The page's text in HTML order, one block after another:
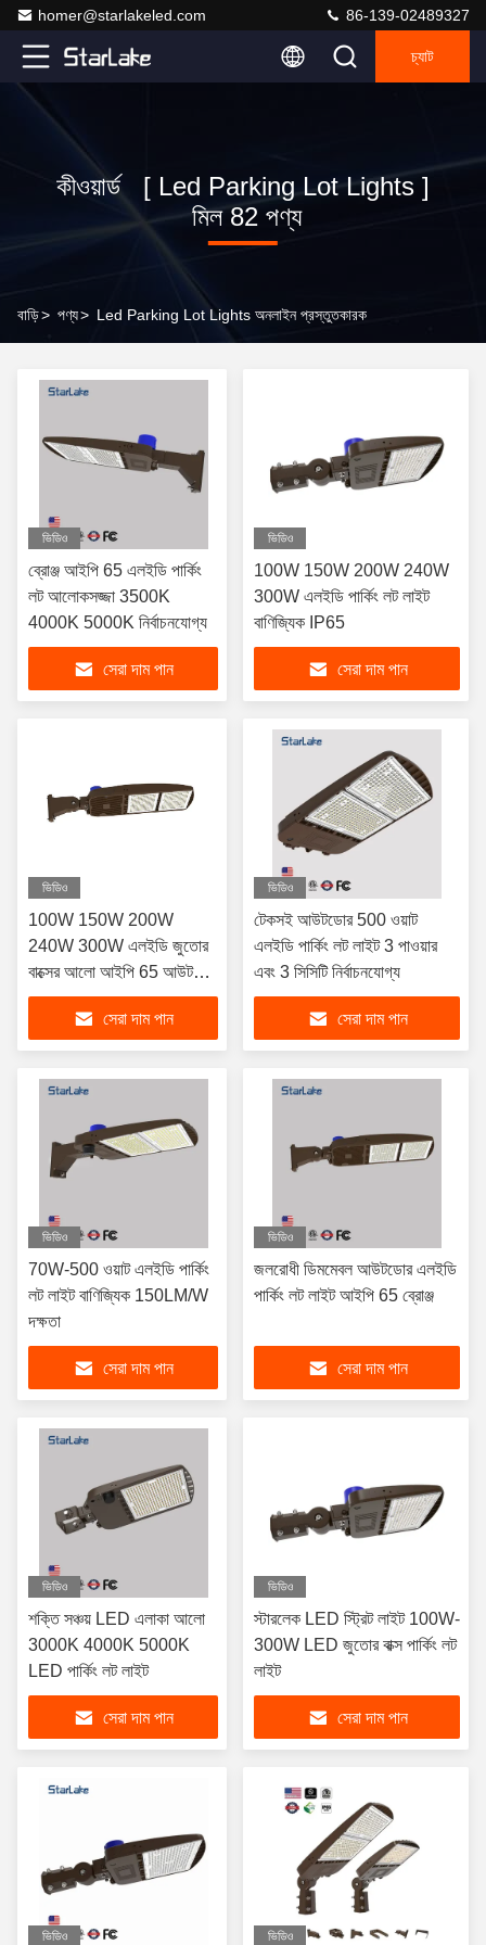
homer@starlakeled.com 86-139-02489327
চ্যাট
কীওয়ার্ড [ Led Parking Lot Lights ]
মিল 82 পণ্য
বাড়ি> পণ্য> Led Parking Lot Lights অনলাইন প্রস্তুতকারক
ভিডিও
ব্রোঞ্জ আইপি 65 এলইডি পার্কিং
লট আলোকসজ্জা 3500K
4000K 5000K নির্বাচনযোগ্য
সেরা দাম পান
ভিডিও
100W 150W 200W 240W
300W এলইডি পার্কিং লট লাইট
বাণিজ্যিক IP65
সেরা দাম পান
ভিডিও
100W 150W 200W
240W 300W এলইডি জুতোর
বাক্সের আলো আইপি 65 আউটডোর
এলইডি পার্কিং লট লাইট
সেরা দাম পান
ভিডিও
টেকসই আউটডোর 500 ওয়াট
এলইডি পার্কিং লট লাইট 3 পাওয়ার
এবং 3 সিসিটি নির্বাচনযোগ্য
সেরা দাম পান
ভিডিও
70W-500 ওয়াট এলইডি পার্কিং
লট লাইট বাণিজ্যিক 150LM/W
দক্ষতা
সেরা দাম পান
ভিডিও
জলরোধী ডিমমেবল আউটডোর এলইডি
পার্কিং লট লাইট আইপি 65 ব্রোঞ্জ
সেরা দাম পান
ভিডিও
শক্তি সঞ্চয় LED এলাকা আলো
3000K 4000K 5000K
LED পার্কিং লট লাইট
সেরা দাম পান
ভিডিও
স্টারলেক LED স্ট্রিট লাইট 100W-
300W LED জুতোর বাক্স পার্কিং লট
লাইট
সেরা দাম পান
ভিডিও ভিডিও